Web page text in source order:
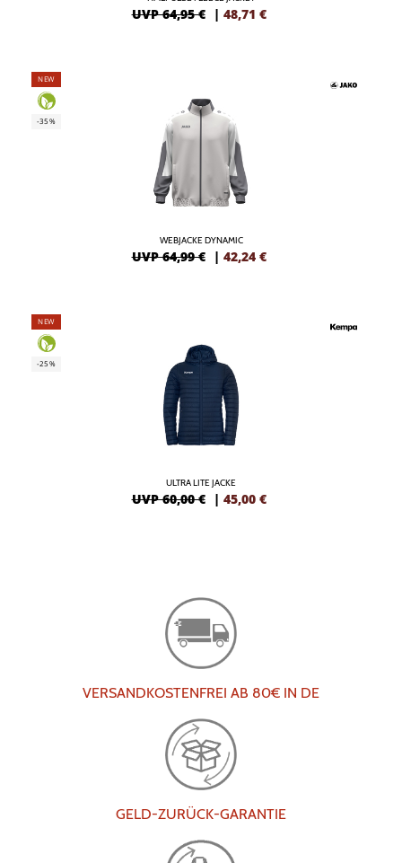
UVP 64,95 € | 48,71 €
NEW
-35%
WEBJACKE DYNAMIC
UVP 64,99 € | 42,24 €
NEW
-25%
ULTRA LITE JACKE
UVP 60,00 € | 45,00 €
VERSANDKOSTENFREI AB 80€ IN DE
GELD-ZURÜCK-GARANTIE